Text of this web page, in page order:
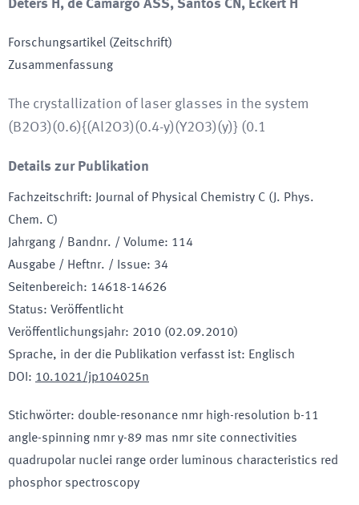
Deters H, de Camargo ASS, Santos CN, Eckert H
Forschungsartikel (Zeitschrift)
Zusammenfassung
The crystallization of laser glasses in the system
(B2O3)(0.6){(Al2O3)(0.4-y)(Y2O3)(y)} (0.1
Details zur Publikation
Fachzeitschrift:
Journal of Physical Chemistry C (J. Phys.
Chem. C)
Jahrgang / Bandnr. / Volume: 114
Ausgabe / Heftnr. / Issue: 34
Seitenbereich: 14618-14626
Status: Veröffentlicht
Veröffentlichungsjahr: 2010 (02.09.2010)
Sprache, in der die Publikation verfasst ist: Englisch
DOI : 10.1021/jp104025n
Stichwörter: double-resonance nmr high-resolution b-11
angle-spinning nmr y-89 mas nmr site connectivities
quadrupolar nuclei range order luminous characteristics red
phosphor spectroscopy